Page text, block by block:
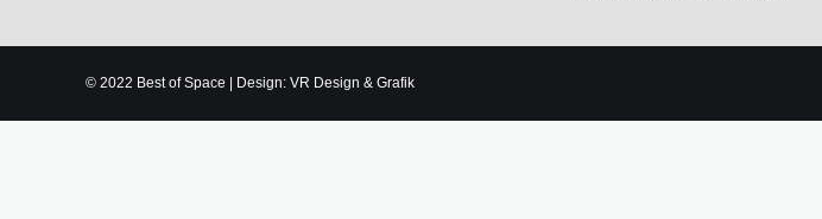
© 2022 Best of Space | Design: VR Design & Grafik